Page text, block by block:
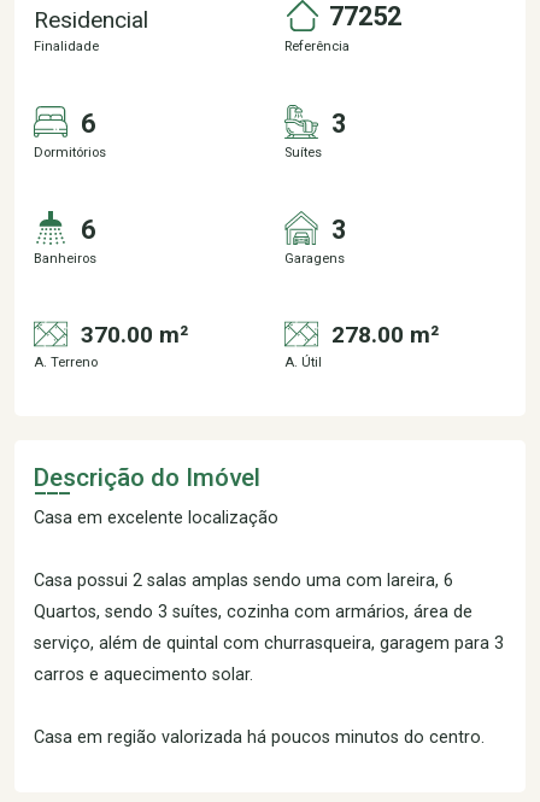
Residencial
Finalidade
77252
Referência
6
Dormitórios
3
Suítes
6
Banheiros
3
Garagens
370.00 m²
A. Terreno
278.00 m²
A. Útil
Descrição do Imóvel
Casa em excelente localização
Casa possui 2 salas amplas sendo uma com lareira, 6
Quartos, sendo 3 suítes, cozinha com armários, área de
serviço, além de quintal com churrasqueira, garagem para 3
carros e aquecimento solar.
Casa em região valorizada há poucos minutos do centro.